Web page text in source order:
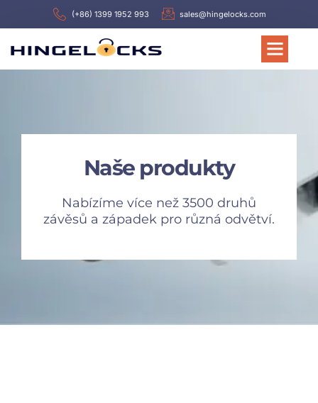
(+86) 1399 1952 993 sales@hingelocks.com
Naše produkty
Nabízíme více než 3500 druhů
závěsů a západek pro různá odvětví.